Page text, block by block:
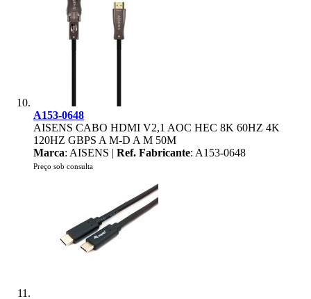
A153-0648
AISENS CABO HDMI V2,1 AOC HEC 8K 60HZ 4K
120HZ GBPS A M-D A M 50M
Marca: AISENS | Ref. Fabricante: A153-0648
Preço sob consulta